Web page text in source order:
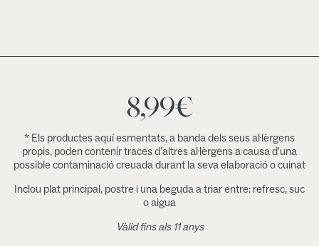
8,99€
* Els productes aquí esmentats, a banda dels seus al·lèrgens
propis, poden contenir traces d'altres al·lèrgens a causa d'una
possible contaminació creuada durant la seva elaboració o cuinat
Inclou plat principal, postre i una beguda a triar entre: refresc, suc
o aigua
Vàlid fins als 11 anys